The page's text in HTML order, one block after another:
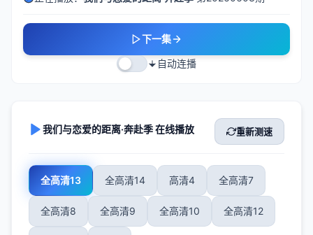
下一集
自动连播
我们与恋爱的距离·奔赴季 在线播放 重新测速
全高清13 全高清14 高清4 全高清7
全高清8 全高清9 全高清10 全高清12